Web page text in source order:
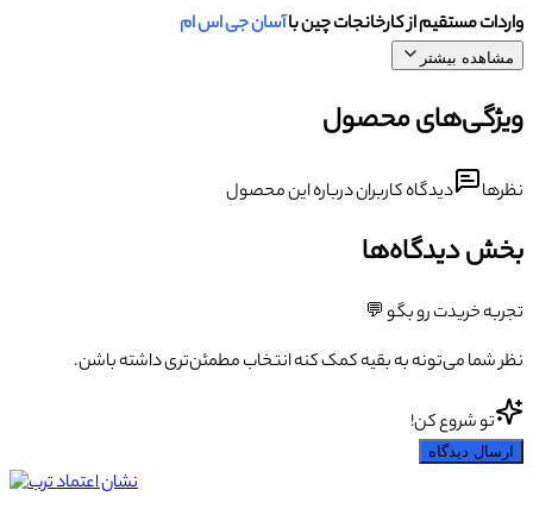
واردات مستقیم از کارخانجات چین باآسان جی اس ام
مشاهده بیشتر
ویژگی‌های محصول
نظرها دیدگاه کاربران درباره این محصول
بخش دیدگاه‌ها
تجربه خریدت رو بگو 💬
نظر شما می‌تونه به بقیه کمک کنه انتخاب مطمئن‌تری داشته باشن.
تو شروع کن!
ارسال دیدگاه